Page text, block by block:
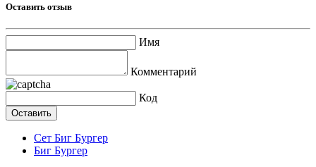
Оставить отзыв
Имя
Комментарий
Код
Сет Биг Бургер
Биг Бургер